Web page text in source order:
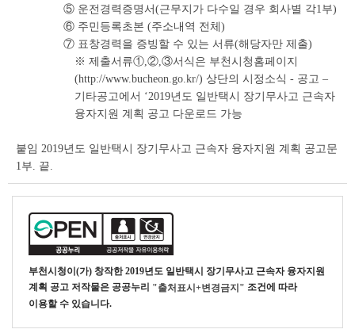
⑤ 운전경력증명서(근무지가 다수일 경우 회사별 각1부)
⑥ 주민등록초본 (주소내역 전체)
⑦ 표창경력을 증빙할 수 있는 서류(해당자만 제출)
※ 제출서류①,②,③서식은 부천시청홈페이지
(http://www.bucheon.go.kr/) 상단의 시정소식 - 공고 –
기타공고에서 ‘2019년도 일반택시 장기무사고 근속자
융자지원 계획 공고 다운로드 가능
붙임 2019년도 일반택시 장기무사고 근속자 융자지원 계획 공고문
1부. 끝.
부천시청이(가) 창작한2019년도 일반택시 장기무사고 근속자 융자지원
계획 공고 저작물은 공공누리 "출처표시+변경금지" 조건에 따라
이용할 수 있습니다.